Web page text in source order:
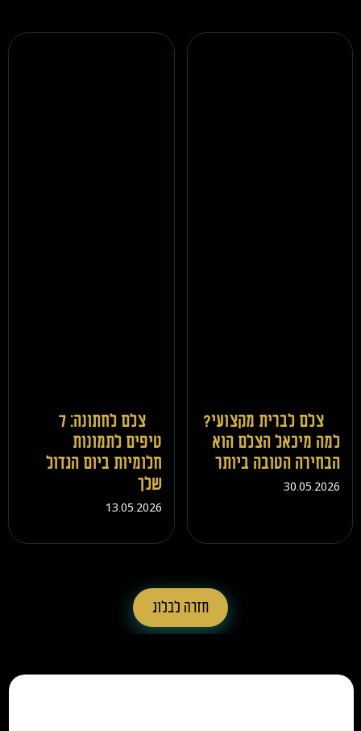
צלם לברית מקצועי?
למה מיכאל הצלם הוא
הבחירה הטובה ביותר
30.05.2026
צלם לחתונה: 7
טיפים לתמונות
חלומיות ביום הגדול
שלך
13.05.2026
חזרה לבלוג